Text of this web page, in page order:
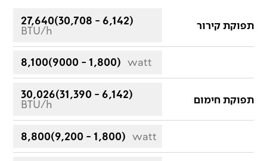
תפוקת קירור
27,640(30,708 - 6,142)
BTU/h
8,100(9000 - 1,800) watt
תפוקת חימום
30,026(31,390 - 6,142)
BTU/h
8,800(9,200 - 1,800) watt